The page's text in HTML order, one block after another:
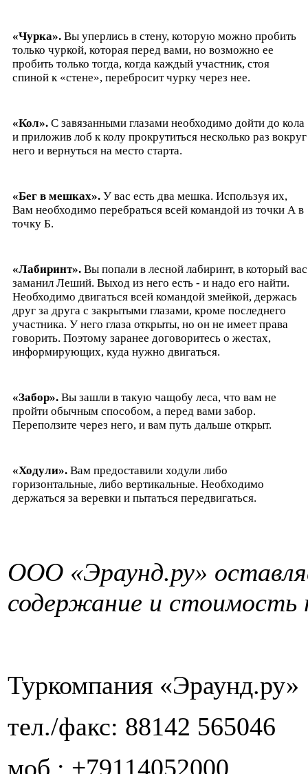
«Чурка». Вы уперлись в стену, которую можно пробить
только чуркой, которая перед вами, но возможно ее
пробить только тогда, когда каждый участник, стоя
спиной к «стене», перебросит чурку через нее.
«Кол». С завязанными глазами необходимо дойти до кола
и приложив лоб к колу прокрутиться несколько раз вокруг
него и вернуться на место старта.
«Бег в мешках». У вас есть два мешка. Используя их,
Вам необходимо перебраться всей командой из точки А в
точку Б.
«Лабиринт». Вы попали в лесной лабиринт, в который вас
заманил Леший. Выход из него есть - и надо его найти.
Необходимо двигаться всей командой змейкой, держась
друг за друга с закрытыми глазами, кроме последнего
участника. У него глаза открыты, но он не имеет права
говорить. Поэтому заранее договоритесь о жестах,
информирующих, куда нужно двигаться.
«Забор». Вы зашли в такую чащобу леса, что вам не
пройти обычным способом, а перед вами забор.
Переползите через него, и вам путь дальше открыт.
«Ходули». Вам предоставили ходули либо
горизонтальные, либо вертикальные. Необходимо
держаться за веревки и пытаться передвигаться.
ООО «Эраунд.ру»
содержание и стоимость
Туркомпания «Эраунд.ру»
тел./факс: 88142 565046
моб.: +79114052000